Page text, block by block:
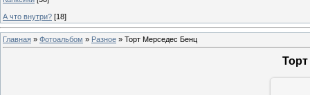
А что внутри? [18]
Главная » Фотоальбом » Разное » Торт Мерседес Бенц